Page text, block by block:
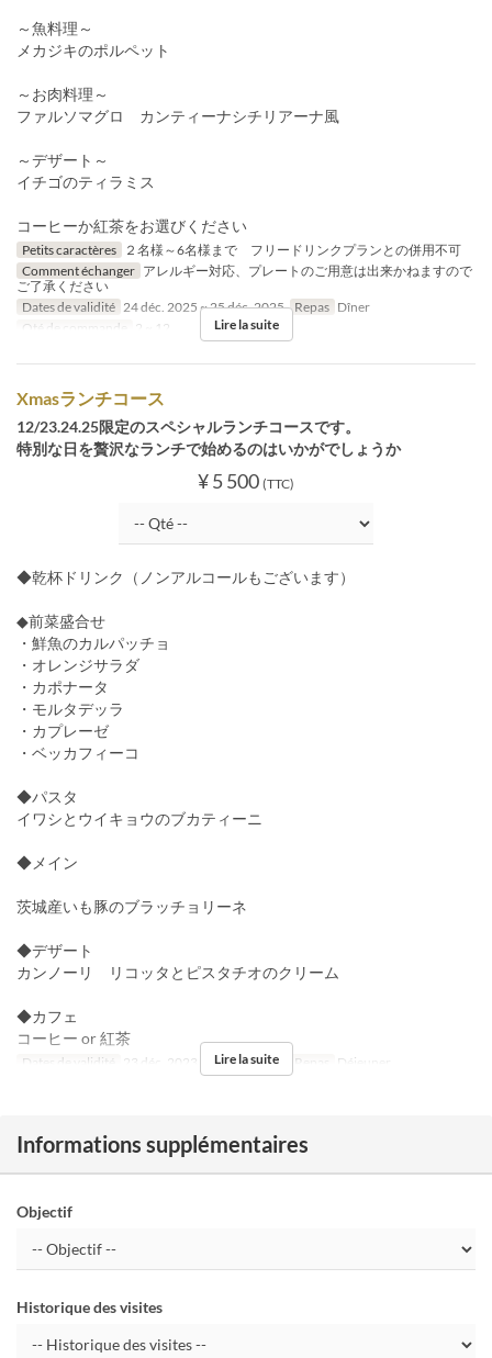
～魚料理～
メカジキのポルペット
～お肉料理～
ファルソマグロ カンティーナシチリアーナ風
～デザート～
イチゴのティラミス
コーヒーか紅茶をお選びください
Petits caractères
２名様～6名様まで フリードリンクプランとの併用不可
Comment échanger アレルギー対応、プレートのご用意は出来かねますので
ご了承ください
Dates de validité 24 déc. 2025 ~ 25 déc. 2025 Repas Dîner
Qté de commande
2 ~ 12 Lire la suite
Xmasランチコース
12/23.24.25限定のスペシャルランチコースです。
特別な日を贅沢なランチで始めるのはいかがでしょうか
¥ 5 500 (TTC)
◆乾杯ドリンク（ノンアルコールもございます）
◆前菜盛合せ
・鮮魚のカルパッチョ
・オレンジサラダ
・カポナータ
・モルタデッラ
・カプレーゼ
・ベッカフィーコ
◆パスタ
イワシとウイキョウのブカティーニ
◆メイン
茨城産いも豚のブラッチョリーネ
◆デザート
カンノーリ リコッタとピスタチオのクリーム
◆カフェ
コーヒー or 紅茶
Dates de validité 23 déc. 2023 ~ 25 déc. 2023 Repas Déjeuner
Lire la suite
Informations supplémentaires
Objectif
Historique des visites